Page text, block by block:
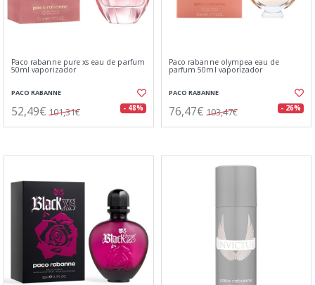
Paco rabanne pure xs eau de parfum
50ml vaporizador
PACO RABANNE
52,49€ 101,31€ - 48%
Paco rabanne olympea eau de
parfum 50ml vaporizador
PACO RABANNE
76,47€ 103,47€ - 26%